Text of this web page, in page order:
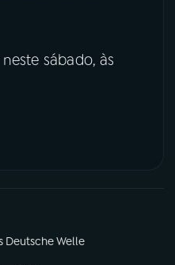
sábado, às
Deutsche Welle